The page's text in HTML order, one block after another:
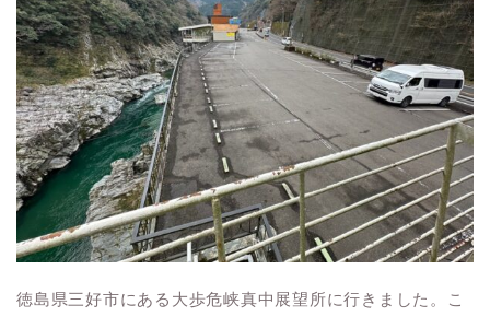
徳島県三好市にある大歩危峡真中展望所に行きました。こ